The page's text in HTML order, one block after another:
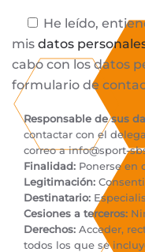
He leído,
mis datos
cabo con los datos
formulario de
Responsable de sus
contactar con el
correo ainfo@sport-
Finalidad: Ponerse en
Legitimación:
Destinatario:
Cesiones a terceros:
Derechos: Acceder,
todos los que se